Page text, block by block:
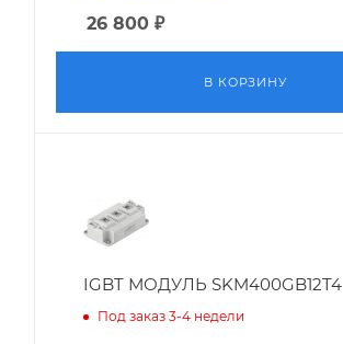
26 800 ₽
В КОРЗИНУ
IGBT МОДУЛЬ SKM400GB12T4
Под заказ 3-4 недели